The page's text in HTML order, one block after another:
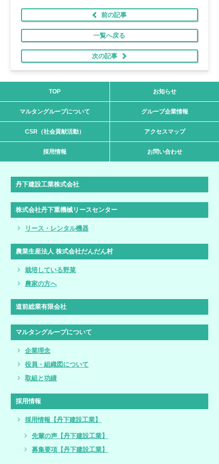
前の記事
一覧へ戻る
次の記事
TOP お知らせ
マルタングループについて グループ企業情報
CSR（社会貢献活動） アクセスマップ
採用情報 お問い合わせ
丹下建設工業株式会社
株式会社丹下重機械リースセンター
リース・レンタル機器
農業生産法人 株式会社だんだん村
栽培している野菜
農家の方へ
道前総業有限会社
マルタングループについて
企業理念
役員・組織図について
取組と功績
採用情報
採用情報【丹下建設工業】
先輩の声【丹下建設工業】
募集要項【丹下建設工業】